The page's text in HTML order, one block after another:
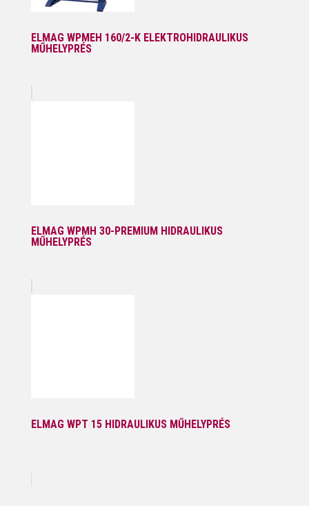
ELMAG WPMEH 160/2-K ELEKTROHIDRAULIKUS
MŰHELYPRÉS
ELMAG WPMH 30-PREMIUM HIDRAULIKUS
MŰHELYPRÉS
ELMAG WPT 15 HIDRAULIKUS MŰHELYPRÉS